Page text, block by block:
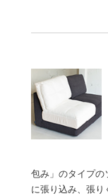
包み」のタイプの
に張り込み、張り